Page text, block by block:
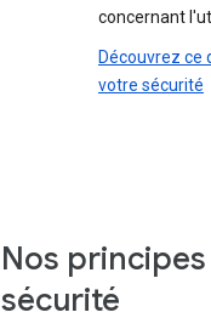
concernant
Découvrez ce
votre sécurité
Nos
sécurité